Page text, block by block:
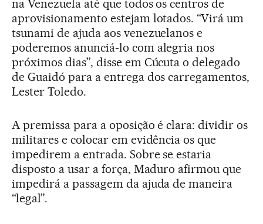
na Venezuela até que todos os centros de
aprovisionamento estejam lotados. “Virá um
tsunami de ajuda aos venezuelanos e
poderemos anunciá-lo com alegria nos
próximos dias”, disse em Cúcuta o delegado
de Guaidó para a entrega dos carregamentos,
Lester Toledo.
A premissa para a oposição é clara: dividir os
militares e colocar em evidência os que
impedirem a entrada. Sobre se estaria
disposto a usar a força, Maduro afirmou que
impedirá a passagem da ajuda de maneira
“legal”.